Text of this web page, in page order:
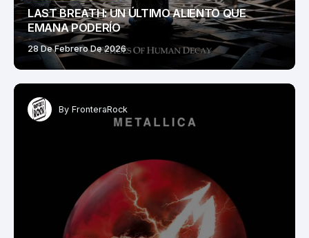
LAST BREATH: UN ÚLTIMO ALIENTO QUE
EMANA PODERÍO
28 De Febrero De 2026
By FronteraRock